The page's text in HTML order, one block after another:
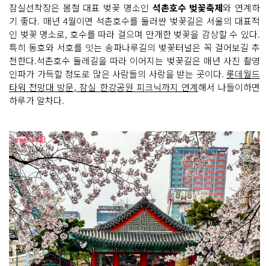
잠실선착장은 봄철 대표 벚꽃 명소인 석촌호수 벚꽃축제와 연계하
기 좋다. 매년 4월이면 석촌호수를 둘러싼 벚꽃길은 서울의 대표적
인 벚꽃 명소로, 호수를 따라 걸으며 만개한 벚꽃을 감상할 수 있다.
특히 동호와 서호를 잇는 송파나루길의 벚꽃터널은 꼭 걸어보길 추
천한다.석촌호수 둘레길을 따라 이어지는 벚꽃길은 매년 사진 촬영
인파가 가득할 정도로 많은 사람들의 사랑을 받는 곳이다. 롯데월드
타워 전망대 방문, 잠실 한강공원 피크닉까지 연계해서 나들이하면
하루가 알차다.